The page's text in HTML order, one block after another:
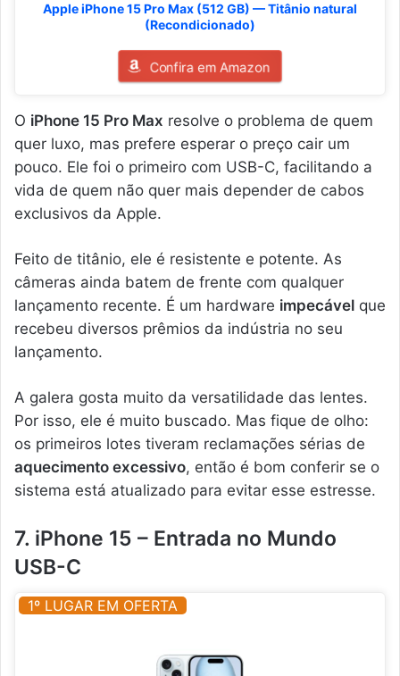
Apple iPhone 15 Pro Max (512 GB) — Titânio natural
(Recondicionado)
Confira em Amazon
O iPhone 15 Pro Max resolve o problema de quem
quer luxo, mas prefere esperar o preço cair um
pouco. Ele foi o primeiro com USB-C, facilitando a
vida de quem não quer mais depender de cabos
exclusivos da Apple.
Feito de titânio, ele é resistente e potente. As
câmeras ainda batem de frente com qualquer
lançamento recente. É um hardware impecável que
recebeu diversos prêmios da indústria no seu
lançamento.
A galera gosta muito da versatilidade das lentes.
Por isso, ele é muito buscado. Mas fique de olho:
os primeiros lotes tiveram reclamações sérias de
aquecimento excessivo, então é bom conferir se o
sistema está atualizado para evitar esse estresse.
7. iPhone 15 – Entrada no Mundo
USB-C
1º LUGAR EM OFERTA